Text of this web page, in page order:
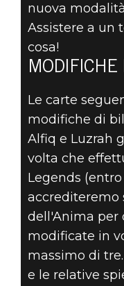
nuova
Assistere a un
cosa!
Le carte
modifiche di
Alfiq e Luzrah
volta che
Legends
accrediteremo
dell'Anima per
modificate in
massimo di
e le relative